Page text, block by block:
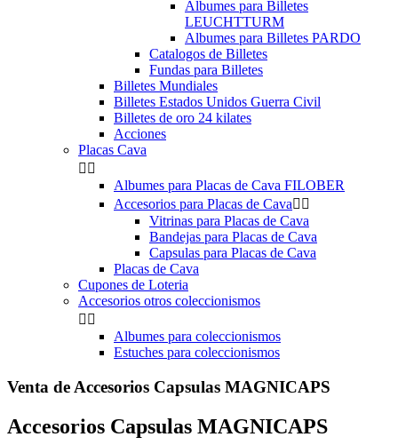
Albumes para Billetes
LEUCHTTURM
Albumes para Billetes PARDO
Catalogos de Billetes
Fundas para Billetes
Billetes Mundiales
Billetes Estados Unidos Guerra Civil
Billetes de oro 24 kilates
Acciones
Placas Cava
 
Albumes para Placas de Cava FILOBER
Accesorios para Placas de Cava 
Vitrinas para Placas de Cava
Bandejas para Placas de Cava
Capsulas para Placas de Cava
Placas de Cava
Cupones de Loteria
Accesorios otros coleccionismos
 
Albumes para coleccionismos
Estuches para coleccionismos
Venta de Accesorios Capsulas MAGNICAPS
Accesorios Capsulas MAGNICAPS